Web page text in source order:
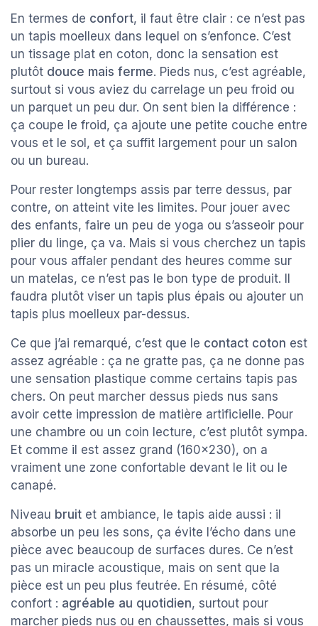
En termes de confort, il faut être clair : ce n’est pas
un tapis moelleux dans lequel on s’enfonce. C’est
un tissage plat en coton, donc la sensation est
plutôt douce mais ferme. Pieds nus, c’est agréable,
surtout si vous aviez du carrelage un peu froid ou
un parquet un peu dur. On sent bien la différence :
ça coupe le froid, ça ajoute une petite couche entre
vous et le sol, et ça suffit largement pour un salon
ou un bureau.
Pour rester longtemps assis par terre dessus, par
contre, on atteint vite les limites. Pour jouer avec
des enfants, faire un peu de yoga ou s’asseoir pour
plier du linge, ça va. Mais si vous cherchez un tapis
pour vous affaler pendant des heures comme sur
un matelas, ce n’est pas le bon type de produit. Il
faudra plutôt viser un tapis plus épais ou ajouter un
tapis plus moelleux par-dessus.
Ce que j’ai remarqué, c’est que le contact coton est
assez agréable : ça ne gratte pas, ça ne donne pas
une sensation plastique comme certains tapis pas
chers. On peut marcher dessus pieds nus sans
avoir cette impression de matière artificielle. Pour
une chambre ou un coin lecture, c’est plutôt sympa.
Et comme il est assez grand (160x230), on a
vraiment une zone confortable devant le lit ou le
canapé.
Niveau bruit et ambiance, le tapis aide aussi : il
absorbe un peu les sons, ça évite l’écho dans une
pièce avec beaucoup de surfaces dures. Ce n’est
pas un miracle acoustique, mais on sent que la
pièce est un peu plus feutrée. En résumé, côté
confort : agréable au quotidien, surtout pour
marcher pieds nus ou en chaussettes, mais si vous